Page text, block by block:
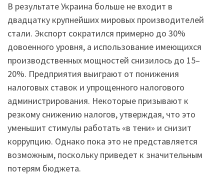
В результате Украина больше не входит в
двадцатку крупнейших мировых производителей
стали. Экспорт сократился примерно до 30%
довоенного уровня, а использование имеющихся
производственных мощностей снизилось до 15–
20%. Предприятия выиграют от понижения
налоговых ставок и упрощенного налогового
администрирования. Некоторые призывают к
резкому снижению налогов, утверждая, что это
уменьшит стимулы работать «в тени» и снизит
коррупцию. Однако пока это не представляется
возможным, поскольку приведет к значительным
потерям бюджета.